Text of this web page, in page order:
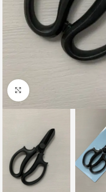
Клацніть, щоб збільшити